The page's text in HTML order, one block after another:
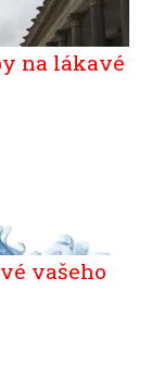
na lákavé
vašeho